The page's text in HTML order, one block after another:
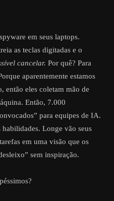
em seus laptops.
as teclas digitadas e o
cancelar. Por quê? Para
aparentemente estamos
então eles coletam mão de
Então, 7.000
para equipes de IA.
habilidades. Longe vão seus
em uma visão que os
sem inspiração.